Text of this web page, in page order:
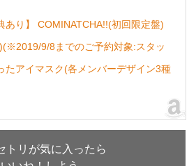
あり】 COMINATCHA!!(初回限定盤)
9/8までのご予約対象:スタッ
たアイマスク(各メンバーデザイン3種
トリが気に入ったら